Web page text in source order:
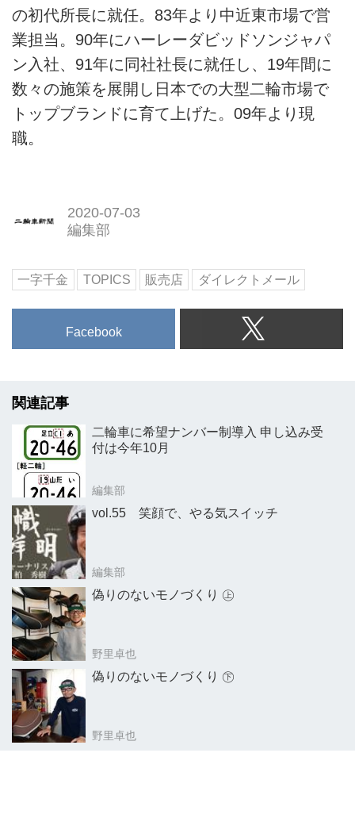
の初代所長に就任。83年より中近東市場で営
業担当。90年にハーレーダビッドソンジャパ
ン入社、91年に同社社長に就任し、19年間に
数々の施策を展開し日本での大型二輪市場で
トップブランドに育て上げた。09年より現
職。
2020-07-03
編集部
一字千金 TOPICS 販売店 ダイレクトメール
Facebook
関連記事
二輪車に希望ナンバー制導入 申し込み受
付は今年10月
編集部
vol.55 笑顔で、やる気スイッチ
編集部
偽りのないモノづくり ㊤
野里卓也
偽りのないモノづくり ㊦
野里卓也